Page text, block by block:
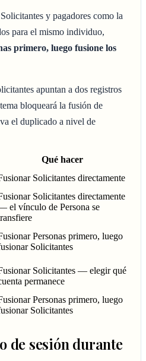
y pagadores como la
para el mismo individuo,
primero, luego fusione los
apuntan a dos registros
bloqueará la fusión de
el duplicado a nivel de
Qué hacer
Solicitantes directamente
Solicitantes directamente
el vínculo de Persona se
Personas primero, luego
Solicitantes
Solicitantes — elegir qué
permanece
Personas primero, luego
Solicitantes
de sesión durante